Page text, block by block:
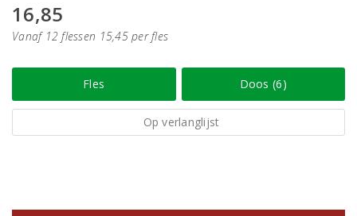
16,85
Vanaf 12 flessen 15,45 per fles
Fles Doos (6)
Op verlanglijst